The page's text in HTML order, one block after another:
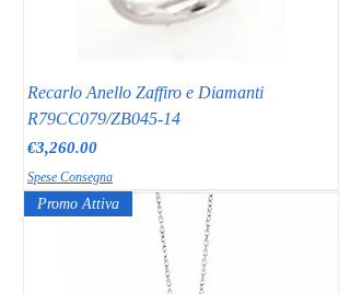
Recarlo Anello Zaffiro e Diamanti
R79CC079/ZB045-14
Price
€3,260.00
Spese Consegna
Promo Attiva